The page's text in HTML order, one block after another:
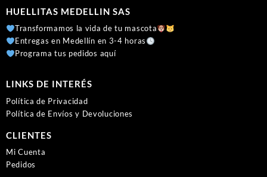
HUELLITAS MEDELLIN SAS
Transformamos la vida de tu mascota
Entregas en Medellín en 3-4 horas
Programa tus pedidos aquí
LINKS DE INTERÉS
Política de Privacidad
Política de Envíos y Devoluciones
CLIENTES
Mi Cuenta
Pedidos